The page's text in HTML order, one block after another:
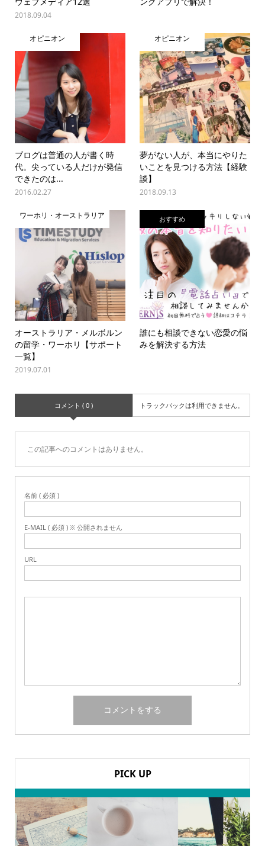
2018.09.04
オピニオン
ブログは普通の人が書く時
代。尖っている人だけが発信
できたのは...
2016.02.27
オピニオン
夢がない人が、本当にやりた
いことを見つける方法【経験
談】
2018.09.13
ワーホリ・オーストラリア
オーストラリア・メルボルン
の留学・ワーホリ【サポート
一覧】
2019.07.01
おすすめ
誰にも相談できない恋愛の悩
みを解決する方法
コメント ( 0 ) トラックバックは利用できません。
この記事へのコメントはありません。
名前 ( 必須 )
E-MAIL ( 必須 ) ※ 公開されません
URL
PICK UP